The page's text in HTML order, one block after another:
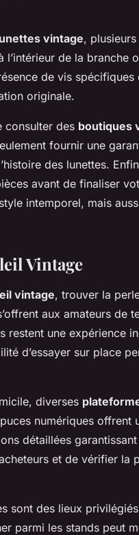
vintage,
de la branche
de vis spécifiques
originale.
consulter des boutiques
fournir une
des lunettes.
avant de finaliser
intemporel, mais
Vintage
vintage, trouver la
aux amateurs de
restent une expérience
d’essayer sur place
diverses
numériques offrent
détaillées garantissant
et de vérifier la
sont des lieux
parmi les stands peut